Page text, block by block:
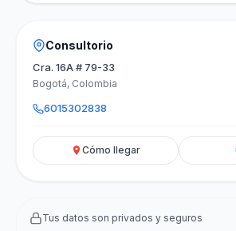
Consultorio
Cra. 16A # 79-33
Bogotá, Colombia
6015302838
Cómo llegar
Tus datos son privados y seguros